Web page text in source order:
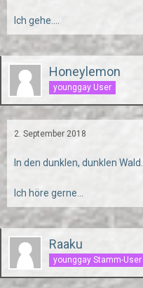
Ich gehe....
Honeylemon
younggay User
2. September 2018
In den dunklen, dunklen Wald.
Ich höre gerne...
Raaku
younggay Stamm-User